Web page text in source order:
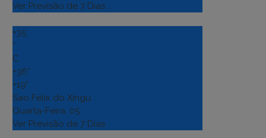
Ver Previsão de 7 Dias
+35
°
C
+36°
+19°
Sao Felix do Xingu
Quarta-Feira, 05
Ver Previsão de 7 Dias